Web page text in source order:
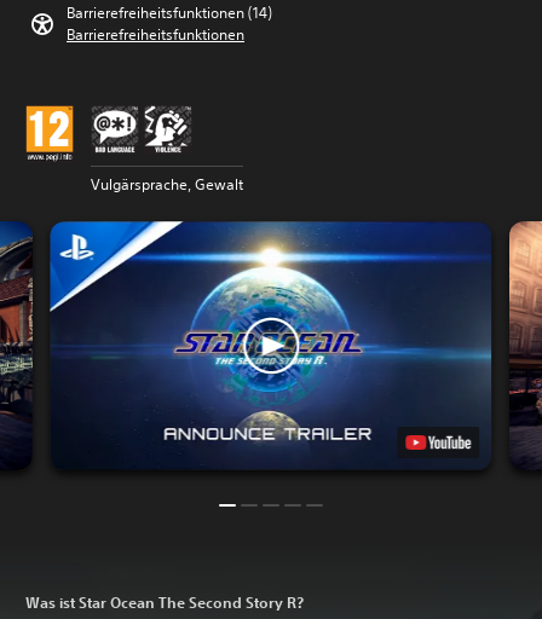
Barrierefreiheitsfunktionen (14)
Barrierefreiheitsfunktionen
Vulgärsprache, Gewalt
Was ist Star Ocean The Second Story R?